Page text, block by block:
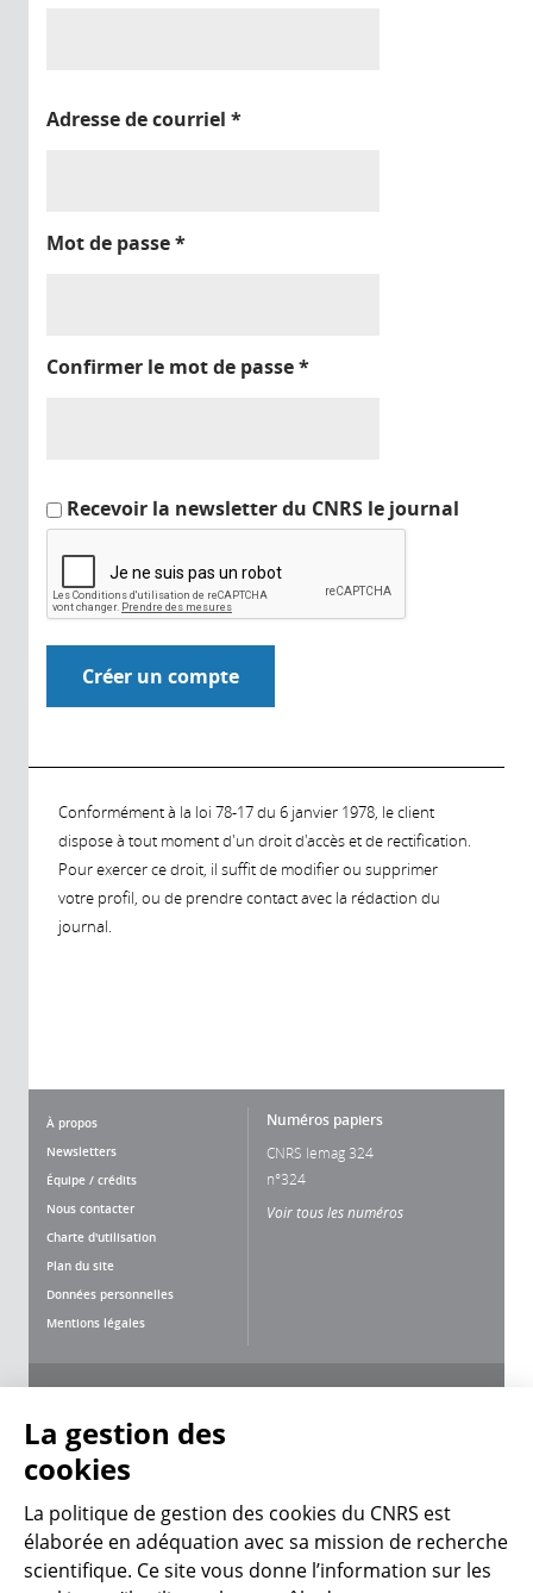
Adresse de courriel *
Mot de passe*
Confirmer le mot de passe*
Recevoir la newsletter du CNRS le journal
Conformément à la loi 78-17 du 6 janvier 1978, le client
dispose à tout moment d'un droit d'accès et de rectification.
Pour exercer ce droit, il suffit de modifier ou supprimer
votre profil, ou de prendre contact avec la rédaction du
journal.
À propos
Newsletters
Équipe / crédits
Nous contacter
Charte d'utilisation
Plan du site
Données personnelles
Mentions légales
Numéros papiers
CNRS lemag 324
n°324
Voir tous les numéros
CNRS Le Mag
La gestion des
cookies
La politique de gestion des cookies du CNRS est
élaborée en adéquation avec sa mission de recherche
scientifique. Ce site vous donne l’information sur les